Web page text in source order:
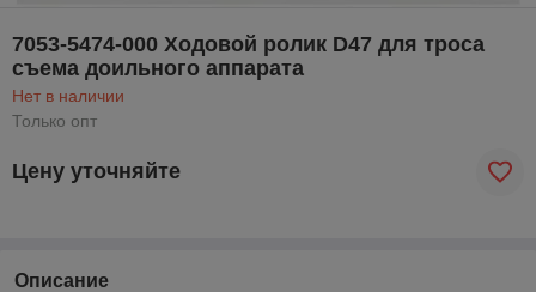
7053-5474-000 Ходовой ролик D47 для троса
съема доильного аппарата
Нет в наличии
Только опт
Цену уточняйте
Описание